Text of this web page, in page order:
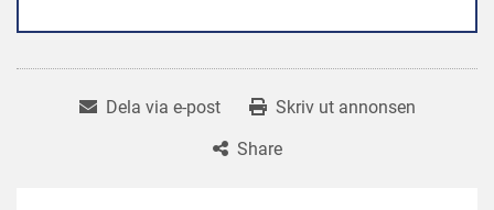
Dela via e-post
Skriv ut annonsen
Share